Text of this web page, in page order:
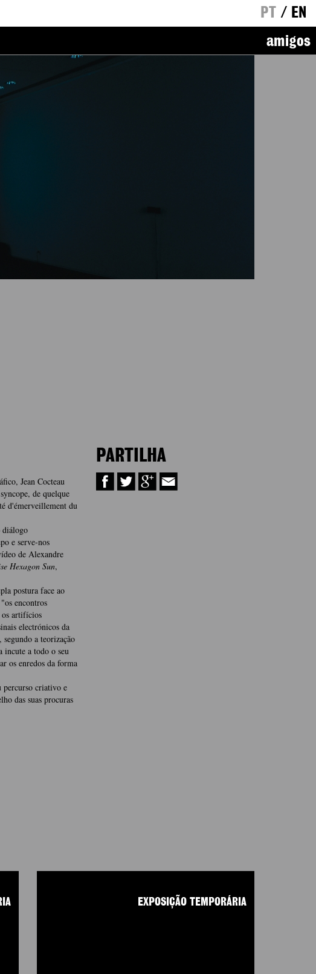
PT / EN
amigos
Jean Cocteau
de quelque
d'émerveillement du
diálogo
e serve-nos
de Alexandre
Hexagon Sun,
postura face ao
encontros
os artifícios
electrónicos da
segundo a teo­rização
incute a todo o seu
os enredos da forma
percurso criativo e
das suas procuras
PARTILHA
EXPOSIÇÃO TEMPORÁRIA